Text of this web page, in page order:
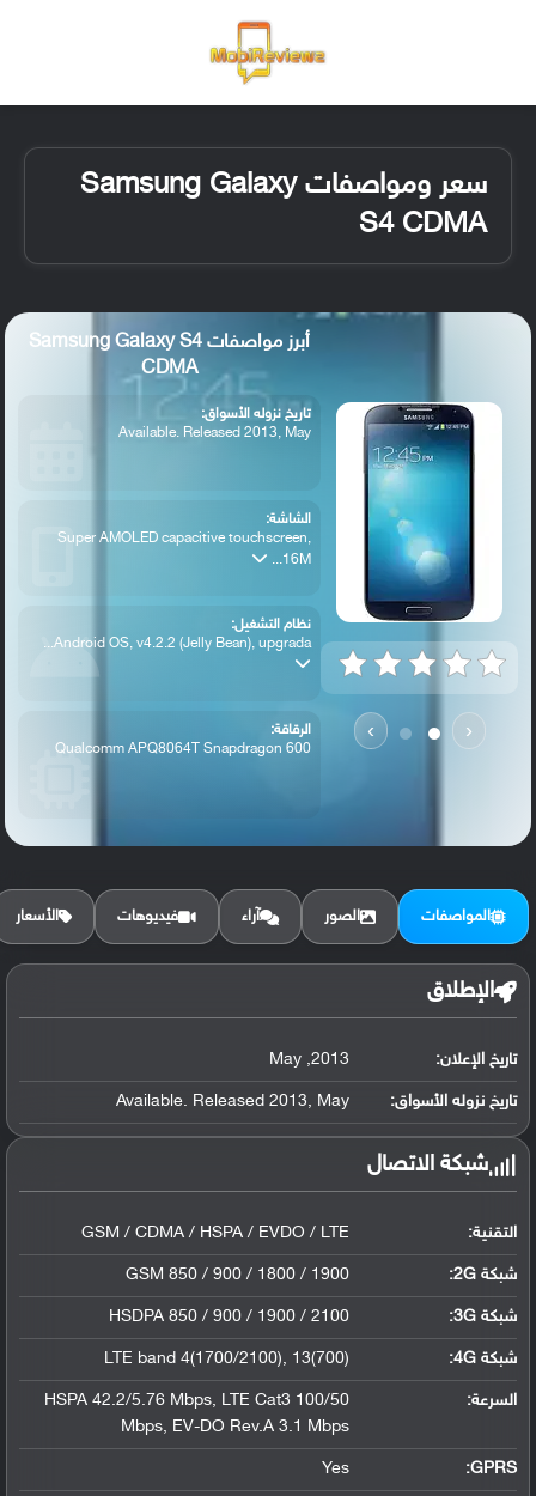
سعر ومواصفات Samsung Galaxy
S4 CDMA
‹
›
أبرز مواصفات Samsung Galaxy S4
CDMA
تاريخ نزوله الأسواق:
Available. Released 2013, May
الشاشة:
Super AMOLED capacitive touchscreen,
16M...
نظام التشغيل:
Android OS, v4.2.2 (Jelly Bean), upgrada...
الرقاقة:
Qualcomm APQ8064T Snapdragon 600
الرام / التخزين:
المواصفات الصور آراء فيديوهات الأسعار
الإطلاق
تاريخ الإعلان: 2013, May
تاريخ نزوله الأسواق: Available. Released 2013, May
شبكة الاتصال
التقنية: GSM / CDMA / HSPA / EVDO / LTE
شبكة 2G: GSM 850 / 900 / 1800 / 1900
شبكة 3G :
HSDPA 850 / 900 / 1900 / 2100
شبكة 4G :
LTE band 4(1700/2100), 13(700)
السرعة:
HSPA 42.2/5.76 Mbps, LTE Cat3 100/50
Mbps, EV-DO Rev.A 3.1 Mbps
GPRS:
Yes